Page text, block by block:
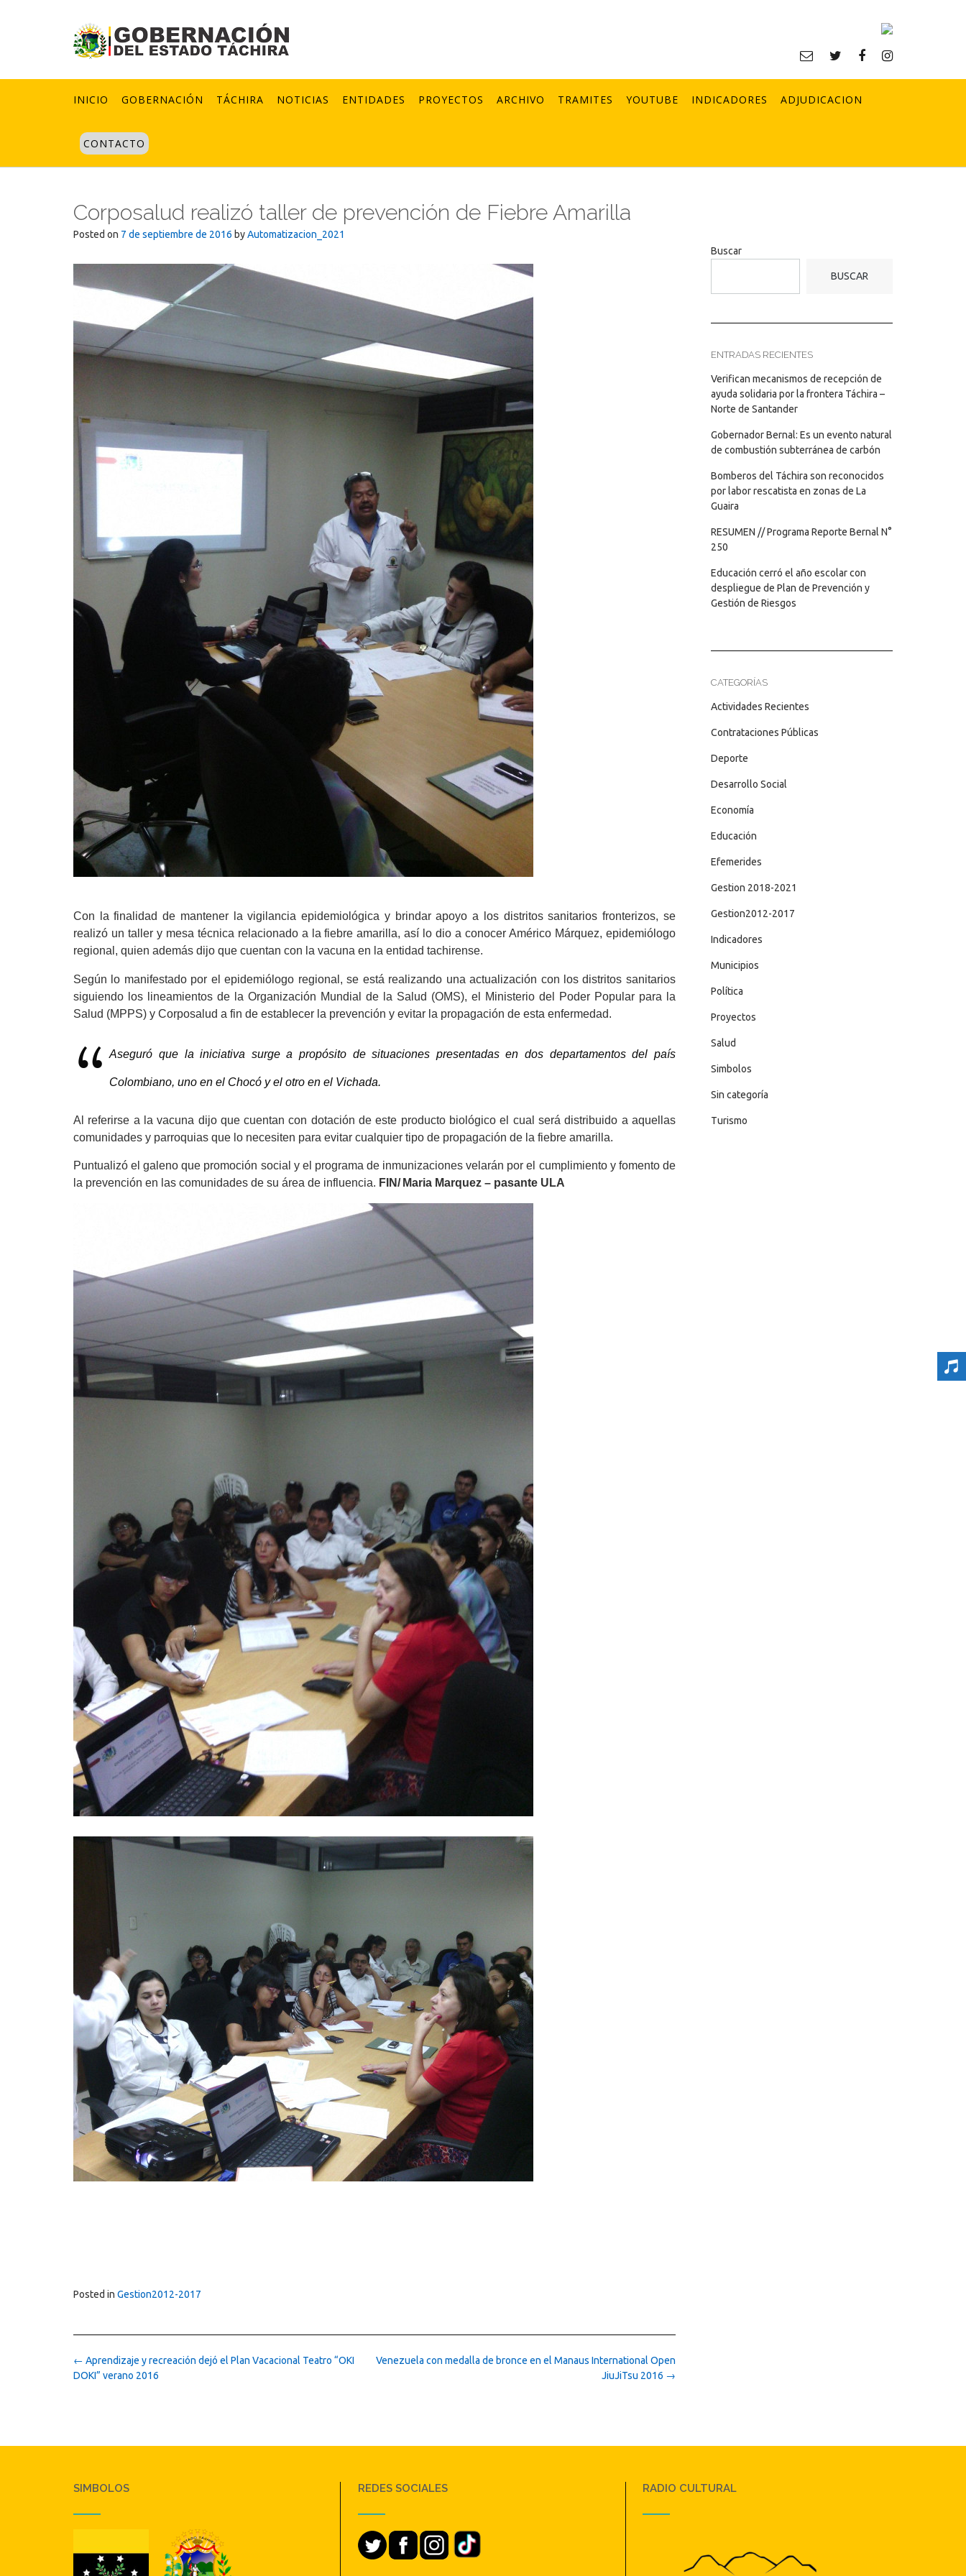
INICIO GOBERNACIÓN TÁCHIRA NOTICIAS ENTIDADES PROYECTOS ARCHIVO TRAMITES YOUTUBE INDICADORES ADJUDICACION
CONTACTO
Corposalud realizó taller de prevención de Fiebre Amarilla
Posted on 7 de septiembre de 2016 byAutomatizacion_2021
Con la finalidad de mantener la vigilancia epidemiológica y brindarapoyo a los distritos sanitarios fronterizos, se
realizó un taller y mesa técnica relacionado a la fiebre amarilla, así lo dio a conocer Américo Márquez, epidemiólogo
regional, quien además dijo que cuentan con la vacuna en la entidad tachirense.
Según lo manifestado por el epidemiólogo regional,se está realizando una actualización con os distritos sanitarios
siguiendo los lineamientos de la Organización Mundial de la Salud (OMS), el Ministerio del Poder Popular para la
Salud (MPPS) y Corposalud a fin de establecer la prevención y evitar la propagación de esta enfermedad.
Aseguró que la iniciativa surge a propósito de situaciones presentadas en dos departamentos del país
Colombiano, uno en el Chocó y el otro en el Vichada.
Al referirse a la vacuna dijo quecuentan con dotación de este producto biológicoel cual será distribuido a aquellas
comunidades y parroquias que lo necesiten para evitar cualquier tipo de propagación de la fiebre amarilla.
Puntualizó el galeno que promoción social y el programa de inmunizacionesvelarán por el cumplimiento y fomento de
la prevención en las comunidades de su área de influencia. FIN/ Maria Marquez – pasante ULA
Posted in Gestion2012-2017
Post
navigation
Venezuela con medalla de bronce en el Manaus International Open
JiuJiTsu 2016 →
← Aprendizaje y recreación dejó el Plan Vacacional Teatro “OKI
DOKI” verano 2016
Buscar
BUSCAR
ENTRADAS RECIENTES
Verifican mecanismos de recepción de
ayuda solidaria por la frontera Táchira –
Norte de Santander
Gobernador Bernal: Es un evento natural
de combustión subterránea de carbón
Bomberos del Táchira son reconocidos
por labor rescatista en zonas de La
Guaira
RESUMEN // Programa Reporte Bernal N°
250
Educación cerró el año escolar con
despliegue de Plan de Prevención y
Gestión de Riesgos
CATEGORÍAS
Actividades Recientes
Contrataciones Públicas
Deporte
Desarrollo Social
Economía
Educación
Efemerides
Gestion 2018-2021
Gestion2012-2017
Indicadores
Municipios
Política
Proyectos
Salud
Simbolos
Sin categoría
Turismo
SIMBOLOS REDES SOCIALES RADIO CULTURAL